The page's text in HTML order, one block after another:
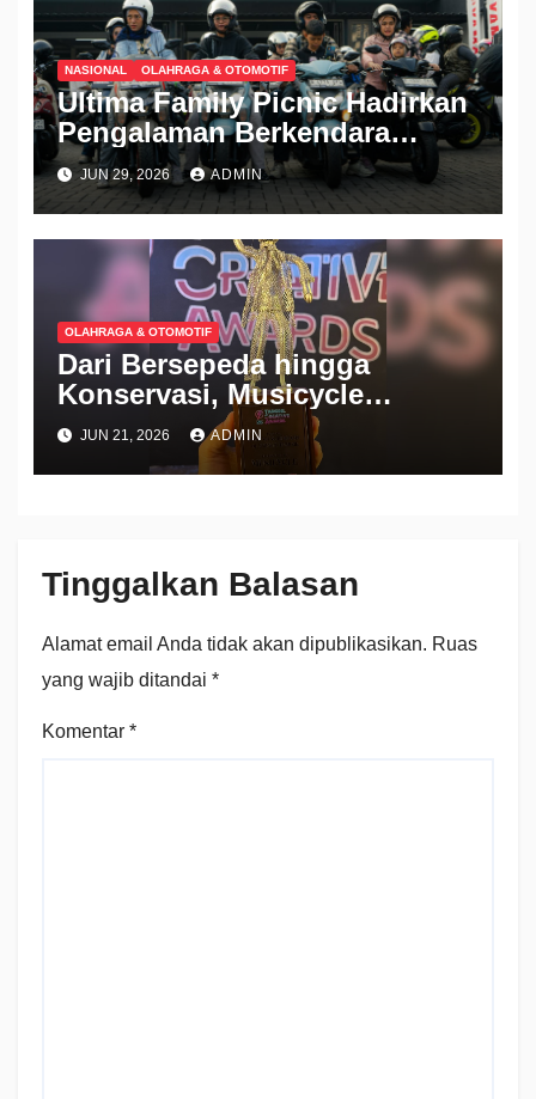
NASIONAL OLAHRAGA & OTOMOTIF
Ultima Family Picnic Hadirkan
Pengalaman Berkendara
Aman, Gear Ultima Jadi
Andalan Mobilitas Keluarga
JUN 29, 2026 ADMIN
OLAHRAGA & OTOMOTIF
Dari Bersepeda hingga
Konservasi, Musicycle
Dinobatkan sebagai
Komunitas Berbasis Olahraga
Terbaik
JUN 21, 2026 ADMIN
Tinggalkan Balasan
Alamat email Anda tidak akan dipublikasikan. Ruas
yang wajib ditandai *
Komentar *